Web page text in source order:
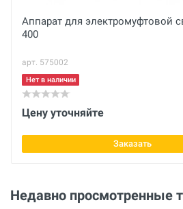
Напряжение
230 В
Мощность
800 Вт
Рабочая температура
Температура окружающей
Размер трубы
Аппарат для электромуфтовой
400
арт. 575002
Нет в наличии
Цену уточняйте
Заказать
Недавно просмотренные